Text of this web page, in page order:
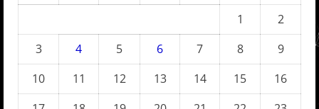
1
2
3
4 5 6 7 8
9
10
11 12 13 14 15
16